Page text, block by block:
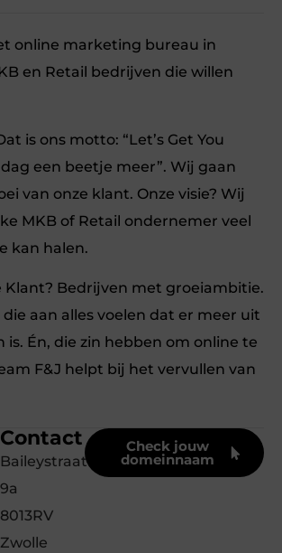
online marketing bureau in
en Retail bedrijven die willen
is ons motto: “Let’s Get You
een beetje meer”. Wij gaan
van onze klant. Onze visie? Wij
MKB of Retail ondernemer veel
kan halen.
Klant? Bedrijven met groeiambitie.
aan alles voelen dat er meer uit
is. Én, die zin hebben om online te
F&J helpt bij het vervullen van
Contact
Baileystraat
9a
8013RV
Zwolle
Check jouw
domeinnaam